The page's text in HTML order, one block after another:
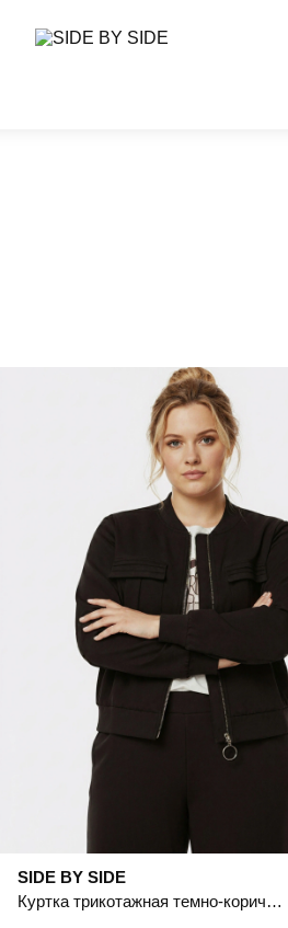
SIDE BY SIDE
Куртка трикотажная темно-коричневого цвета с накладными карманами